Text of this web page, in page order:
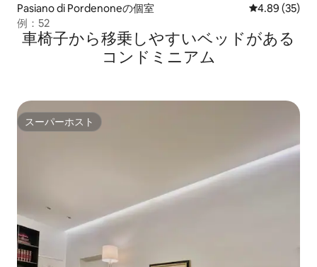
Pasiano di Pordenoneの個室 レビュー35
4.89 (35)
例：52
車椅子から移乗しやすいベッドがある
コンドミニアム
スーパーホスト
スーパーホスト